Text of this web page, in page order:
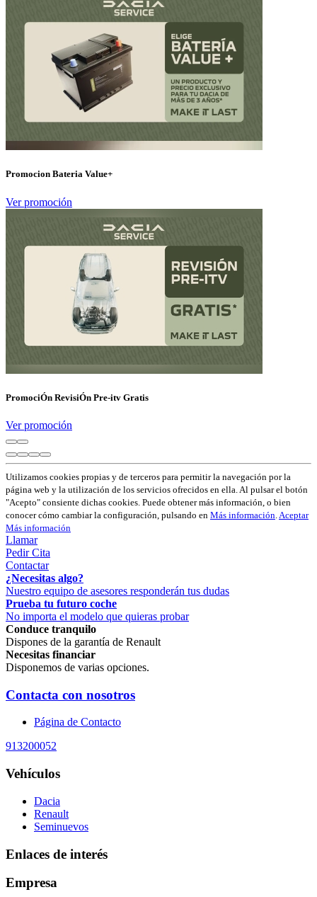
Promocion Bateria Value+
Ver promoción
PromociÓn RevisiÓn Pre-itv Gratis
Ver promoción
Utilizamos cookies propias y de terceros para permitir la navegación por la
página web y la utilización de los servicios ofrecidos en ella. Al pulsar el botón
"Acepto" consiente dichas cookies. Puede obtener más información, o bien
conocer cómo cambiar la configuración, pulsando en Más información.Aceptar
Más información
Llamar
Pedir Cita
Contactar
¿Necesitas algo?
Nuestro equipo de asesores responderán tus dudas
Prueba tu futuro coche
No importa el modelo que quieras probar
Conduce tranquilo
Dispones de la garantía de Renault
Necesitas financiar
Disponemos de varias opciones.
Contacta con nosotros
Página de Contacto
913200052
Vehículos
Dacia
Renault
Seminuevos
Enlaces de interés
Empresa